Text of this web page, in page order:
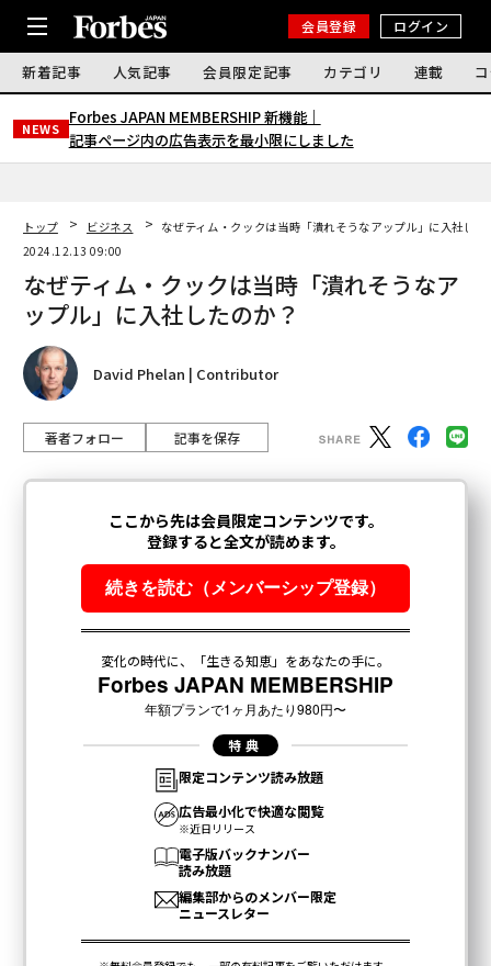
会員登録 ログイン
新着記事 人気記事 会員限定記事 カテゴリ 連載
NEWS
Forbes JAPAN MEMBERSHIP 新機能｜
記事ページ内の広告表示を最小限にしました
トップ ビジネス
なぜティム・クックは当時「潰れそうなアップル」に入社した
2024.12.13 09:00
なぜティム・クックは当時「潰れそうなア
ップル」に入社したのか？
David Phelan | Contributor
著者フォロー 記事を保存